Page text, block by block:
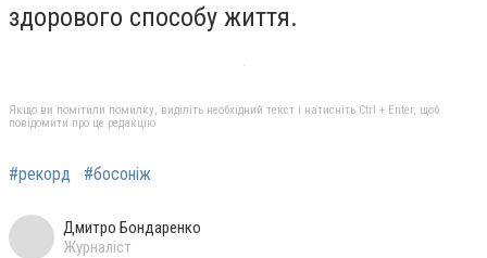
здорового способу життя.
Якщо ви помітили помилку, виділіть необхідний текст і натисніть Ctrl + Enter, щоб
повідомити про це редакцію
#рекорд #босоніж
Дмитро Бондаренко
Журналіст